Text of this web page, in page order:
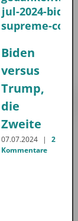
Biden
versus
Trump,
die
Zweite
07.07.2024 |
2
Kommentare